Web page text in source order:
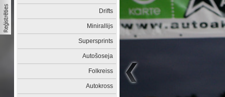
Drifts
Minirallijs
Supersprints
Autošoseja
Folkreiss
Autokross